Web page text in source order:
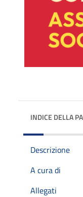
INDICE DELLA
Descrizione
A cura di
Allegati